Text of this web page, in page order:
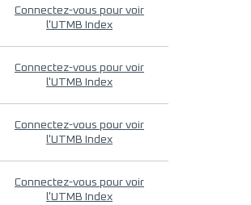
Connectez-vous pour voir
l'UTMB Index
Connectez-vous pour voir
l'UTMB Index
Connectez-vous pour voir
l'UTMB Index
Connectez-vous pour voir
l'UTMB Index